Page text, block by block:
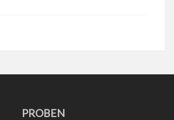
PROBEN